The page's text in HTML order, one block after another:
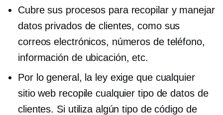
Cubre sus procesos para recopilar y manejar
datos privados de clientes, como sus
correos electrónicos, números de teléfono,
información de ubicación, etc.
Por lo general, la ley exige que cualquier
sitio web recopile cualquier tipo de datos de
clientes. Si utiliza algún tipo de código de